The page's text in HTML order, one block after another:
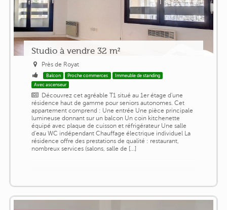
Studio à vendre 32 m²
Près de Royat
Balcon Proche commerces
Immeuble de standing
Avec ascenseur
Découvrez cet agréable T1 situé au 1er étage d'une
résidence haut de gamme pour seniors autonomes. Cet
appartement comprend : Une entrée Une pièce principale
lumineuse donnant sur un balcon Un coin kitchenette
équipé avec plaque de cuisson et réfrigérateur Une salle
d'eau WC indépendant Chauffage électrique individuel La
résidence offre des prestations de qualité : restaurant,
nombreux services (salons, salle de [...]